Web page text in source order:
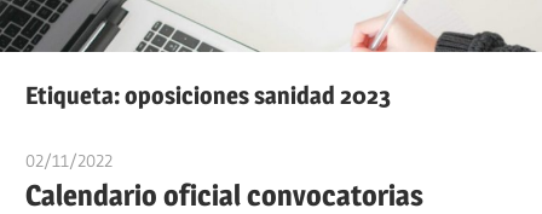
Etiqueta:oposiciones sanidad 2023
02/11/2022
Calendario oficial convocatorias